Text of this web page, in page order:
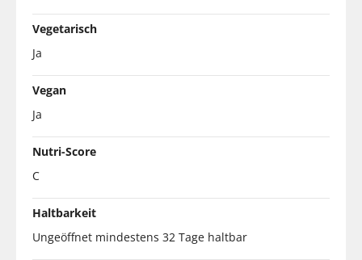
Vegetarisch
Ja
Vegan
Ja
Nutri-Score
C
Haltbarkeit
Ungeöffnet mindestens 32 Tage haltbar